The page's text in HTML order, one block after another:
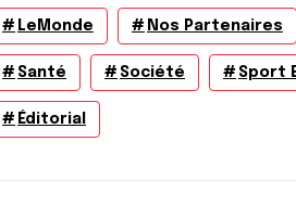
LeMonde Nos Partenaires
Santé Société Sport
Éditorial